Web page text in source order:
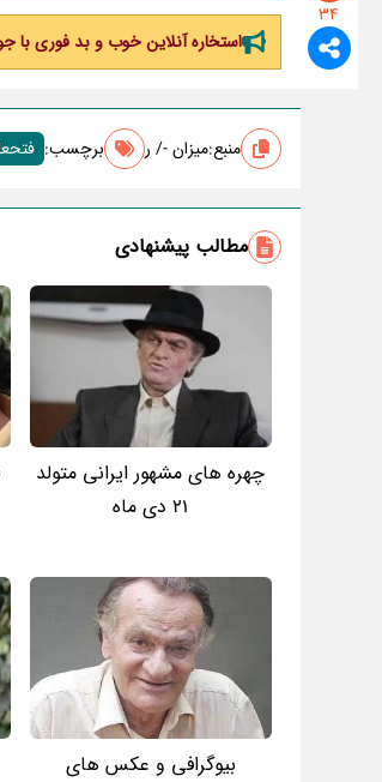
استخاره آنلاین خوب و بد فوری با
34
منبع:میزان -/ ر برچسب‌:
مطالب پیشنهادی
چهره های مشهور ایرانی متولد
21 دی ماه
بیوگرافی و عکس های